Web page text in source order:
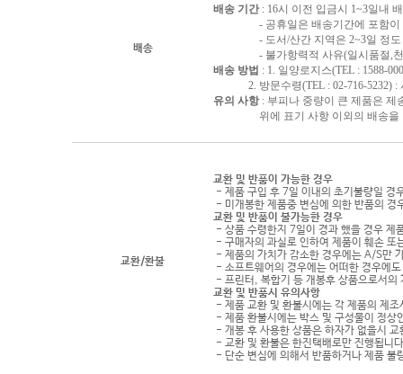
배송
배송 기간 : 16시 이전 입금시 1~3일내
- 공휴일은 배송기간에 포함이
- 도서/산간 지역은 2~3일 정도
- 불가항력적 사유(일시품절,천재
배송 방법 : 1. 일양로지스(TEL : 1588-
2. 방문수령(TEL : 02-716-5232) :
유의 사항: 부피나 중량이 큰 제품은 제
위에 표기 사항 이외의 배송을 원
교환/환불
교환 및 반품이 가능한 경우
- 제품 구입 후 7일 이내의 초기불량일 경
- 미개봉한 제품중 변심에 의한 반품의 경
교환 및 반품이 불가능한 경우
- 상품 수령한지 7일이 경과 했을 경우 제
- 구매자의 과실로 인하여 제품이 훼손 또
- 제품의 가치가 감소한 경우에는 A/S만
- 소프트웨어의 경우에는 어떠한 경우에
- 프린터, 복합기 등 개봉후 상품으로서의
교환 및 반품시 유의사항
- 제품 교환 및 환불시에는 각 제품의 제
- 제품 환불시에는 박스 및 구성물이 정상
- 개봉 후 사용한 상품은 하자가 없을시
- 교환 및 환불은 한진택배로만 진행됩니
- 단순 변심에 의해서 반품하거나 제품